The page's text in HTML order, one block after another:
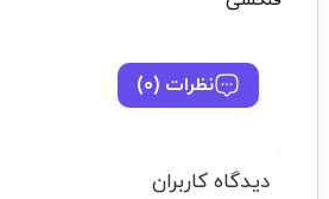
نظرات (0)
دیدگاه کاربران